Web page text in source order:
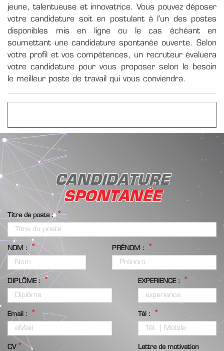
jeune, talentueuse et innovatrice. Vous pouvez déposer
votre candidature soit en postulant à l’un des postes
disponibles mis en ligne ou le cas échéant en
soumettant une candidature spontanée ouverte. Selon
votre profil et vos compétences, un recruteur évaluera
votre candidature pour vous proposer selon le besoin
le meilleur poste de travail qui vous conviendra.
CANDIDATURE
SPONTANÉE
Titre de poste :
NOM : PRÉNOM :
DIPLÔME : EXPERIENCE :
Email : Tél :
CV Lettre de motivation